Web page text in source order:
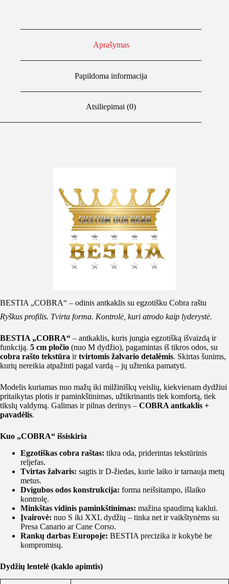
Aprašymas
Papildoma informacija
Atsiliepimai (0)
BESTIA „COBRA“ – odinis antkaklis su egzotišku Cobra raštu
Ryškus profilis. Tvirta forma. Kontrolė, kuri atrodo kaip lyderystė.
BESTIA „COBRA“ – antkaklis, kuris jungia egzotišką išvaizdą ir
funkciją. 5 cm pločio (nuo M dydžio), pagamintas iš tikros odos, su
cobra rašto tekstūra irtvirtomis žalvario detalėmis. Skirtas šunims,
kurių nereikia atpažinti pagal vardą – jų užtenka pamatyti.
Modelis kuriamas nuo mažų iki milžiniškų veislių, kiekvienam dydžiui
pritaikytas plotis ir paminkštinimas, užtikrinantis tiek komfortą, tiek
tikslų valdymą. Galimas ir pilnas derinys – COBRA antkaklis +
pavadėlis.
Kuo „COBRA“ išsiskiria
Egzotiškas cobra raštas: tikra oda, priderintas tekstūrinis
reljefas.
Tvirtas žalvaris: sagtis ir D-žiedas, kurie laiko ir tarnauja metų
metus.
Dvigubos odos konstrukcija: forma neišsitampo, išlaiko
kontrolę.
Minkštas vidinis paminkštinimas: mažina spaudimą kaklui.
Įvairovė: nuo S iki XXL dydžių – tinka net ir vaikštynėms su
Presa Canario ar Cane Corso.
Rankų darbas Europoje: BESTIA precizika ir kokybė be
kompromisų.
Dydžių lentelė (kaklo apimtis)